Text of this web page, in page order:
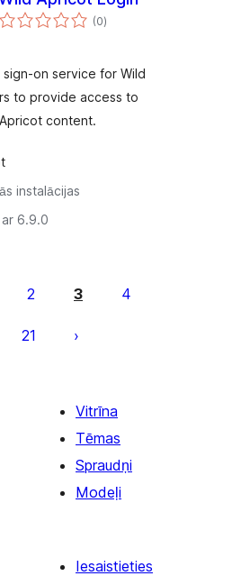
(0vērtējumu
kopsumma
)
on service for Wild
to provide access to
content.
instalācijas
6.9.0
2 3 4
21
Vitrīna
Tēmas
Spraudņi
Modeļi
Iesaistieties